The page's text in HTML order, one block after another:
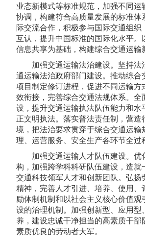
业态新模式等标准规范，加强不同运
协调，构建符合高质量发展的标准体
际交流合作，积极参与国际交通组织
互认，提升中国标准的国际化水平。
信息共享为基础，构建综合交通运输
加强交通运输法治建设。坚持法
通运输法治政府部门建设。推动综合
项目制定修订进程，促进不同运输方
效衔接，完善综合交通法规体系。全
设，提升交通运输执法队伍能力和水
正文明执法。落实普法责任制，营造
境，把法治要求贯穿于综合交通运输
理、运营服务、安全生产各环节全过
加强交通运输人才队伍建设。优
构，加强跨学科科研队伍建设，造就
交通科技领军人才和创新团队。弘扬
精神，完善人才引进、培养、使用、
励体制机制和以社会主义核心价值观
设的治理机制。加强创新型、应用型
养，建设忠诚干净担当的高素质干部
素质优良的劳动者大军。